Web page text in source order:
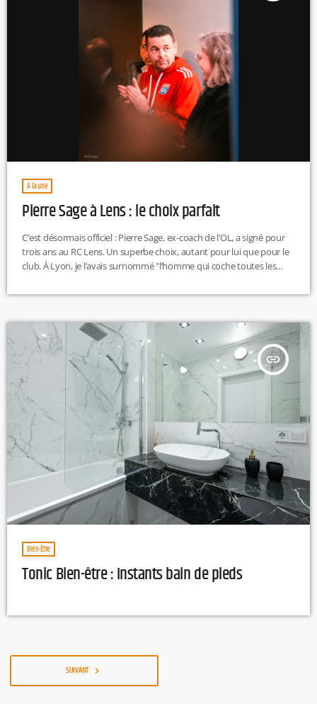
À la une
Pierre Sage à Lens : le choix parfait
C’est désormais officiel : Pierre Sage, ex-coach de l’OL, a signé pour
trois ans au RC Lens. Un superbe choix, autant pour lui que pour le
club. À Lyon, je l’avais surnommé "l’homme qui coche toutes les
Nord. À 46 ans, Sage apporte une vision du jeu claire, une pédagogie
insert_link
Bien-Être
Tonic Bien-être : Instants bain de pieds
SUIVANT navigate_next